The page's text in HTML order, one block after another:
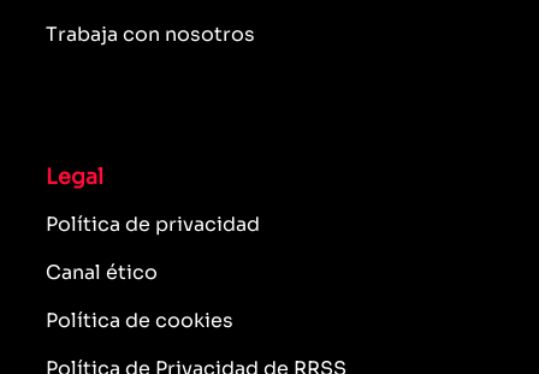
Trabaja con nosotros
Legal
Política de privacidad
Canal ético
Política de cookies
Política de Privacidad de RRSS